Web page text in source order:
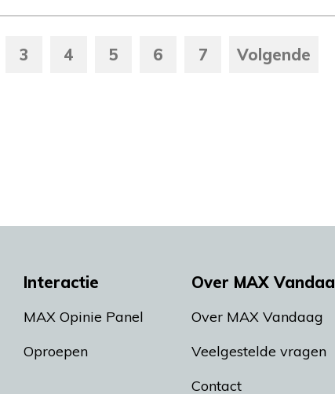
3 4 5 6 7 Volgende
Interactie
MAX Opinie Panel
Oproepen
Over MAX
Over MAX Vandaag
Veelgestelde vragen
Contact